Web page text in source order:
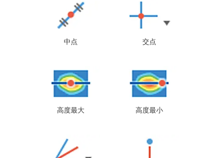
中点 交点
高度最大 高度最小